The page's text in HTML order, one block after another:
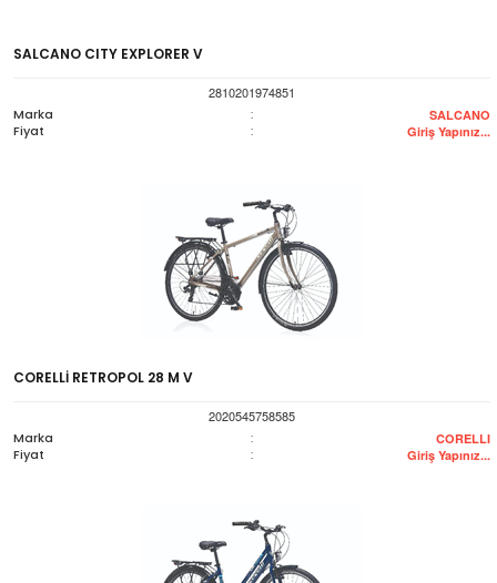
SALCANO CITY EXPLORER V
2810201974851
Marka
: SALCANO
Fiyat : Giriş Yapınız...
CORELLİ RETROPOL 28 M V
2020545758585
Marka
: CORELLI
Fiyat : Giriş Yapınız...